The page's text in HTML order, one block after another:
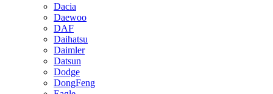
Dacia
Daewoo
DAF
Daihatsu
Daimler
Datsun
Dodge
DongFeng